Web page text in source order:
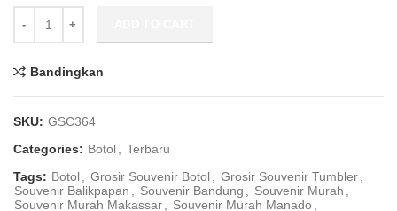
Bandingkan
SKU: GSC364
Categories: Botol
Terbaru
Tags: Botol Grosir Souvenir Botol Grosir Souvenir Tumbler
Souvenir Balikpapan
Souvenir Bandung Souvenir Murah
Souvenir Murah Makassar
Souvenir Murah Manado